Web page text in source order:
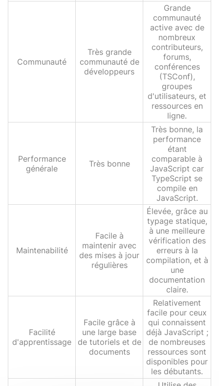
Communauté
Très grande
communauté de
développeurs
Grande
communauté
active avec de
nombreux
contributeurs,
forums,
conférences
(TSConf),
groupes
d'utilisateurs, et
ressources en
ligne.
Performance
générale
Très bonne
Très bonne, la
performance
étant
comparable à
JavaScript car
TypeScript se
compile en
JavaScript.
Maintenabilité
Facile à
maintenir avec
des mises à jour
régulières
Élevée, grâce au
typage statique,
à une meilleure
vérification des
erreurs à la
compilation, et à
une
documentation
claire.
Facilité
d'apprentissage
Facile grâce à
une large base
de tutoriels et de
documents
Relativement
facile pour ceux
qui connaissent
déjà JavaScript ;
de nombreuses
ressources sont
disponibles pour
les débutants.